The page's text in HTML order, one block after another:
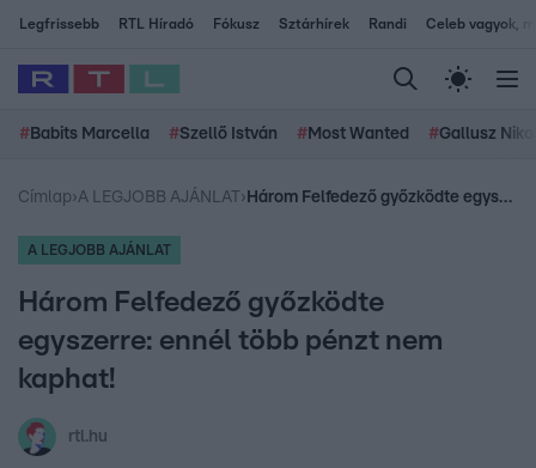
Legfrissebb RTL Híradó Fókusz Sztárhírek Randi Celeb vagyok,
# Babits Marcella #Szellő István # Most Wanted #Gallusz
Címlap›A LEGJOBB AJÁNLAT › Három Felfedező győzködte egyszerre: ennél több pénzt nem kaphat!
A LEGJOBB AJÁNLAT
Három Felfedező győzködte
egyszerre: ennél több pénzt nem
kaphat!
rtl.hu